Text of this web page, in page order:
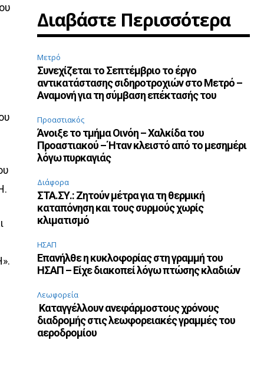
Διαβάστε Περισσότερα
Μετρό
Συνεχίζεται το Σεπτέμβριο το έργο
αντικατάστασης σιδηροτροχιών στο Μετρό –
Αναμονή για τη σύμβαση επέκτασής του
Προαστιακός
Άνοιξε το τμήμα Οινόη – Χαλκίδα του
Προαστιακού – Ήταν κλειστό από το μεσημέρι
λόγω πυρκαγιάς
Διάφορα
ΣΤΑ.ΣΥ.: Ζητούν μέτρα για τη θερμική
καταπόνηση και τους συρμούς χωρίς
κλιματισμό
ΗΣΑΠ
Επανήλθε η κυκλοφορίας στη γραμμή του
ΗΣΑΠ – Είχε διακοπεί λόγω πτώσης κλαδιών
Λεωφορεία
Καταγγέλλουν ανεφάρμοστους χρόνους
διαδρομής στις λεωφορειακές γραμμές του
αεροδρομίου